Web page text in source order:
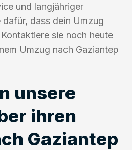
und langjähriger
dafür, dass dein Umzug
sie noch heute
Umzug nach Gaziantep
unsere
ihren
Gaziantep